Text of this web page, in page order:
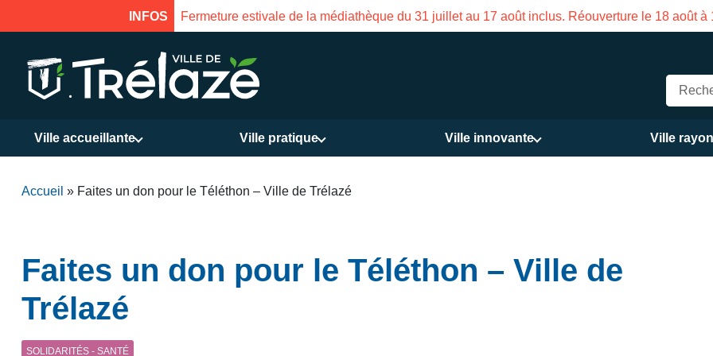
INFOS Fermeture estivale de la Maison des Services publics Vasco de Gama du 3 au
Ville accueillante Ville pratique Ville innovante Ville
Accueil » Faites un don pour le Téléthon – Ville de Trélazé
Faites un don pour le Téléthon – Ville de
Trélazé
SOLIDARITÉS - SANTÉ